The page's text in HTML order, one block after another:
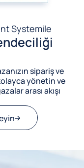
Systemile
sipariş ve
yönetin ve
arası akışı